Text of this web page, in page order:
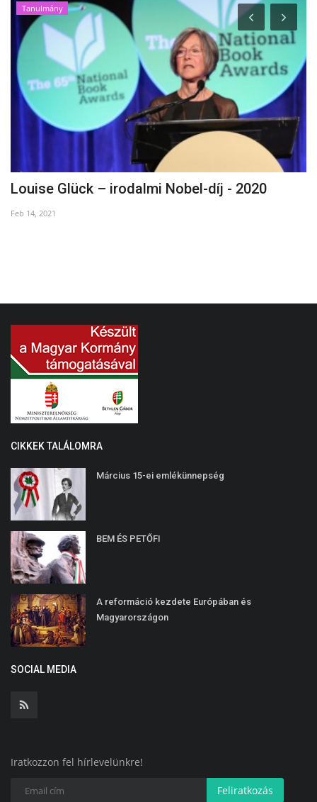
Tanulmány
Louise Glück – irodalmi Nobel-díj - 2020
Feb 14, 2021
CIKKEK TALÁLOMRA
Március 15-ei emlékünnepség
BEM ÉS PETŐFI
A reformáció kezdete Európában és
Magyarországon
SOCIAL MEDIA
Iratkozzon fel hírlevelünkre!
Feliratkozás